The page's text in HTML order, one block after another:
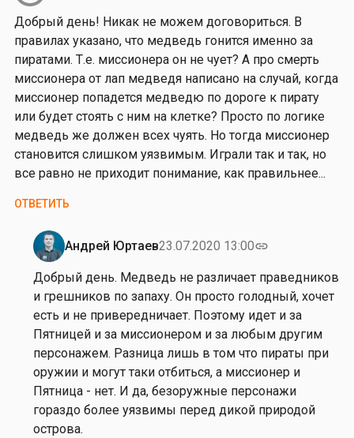
и
е
…
от
Андрей
Юртаев
о
л
а
у
Добрый день! Никак не можем договориться. В
правилах указано, что медведь гонится именно за
пиратами. Т.е. миссионера он не чует? А про смерть
миссионера от лап медведя написано на случай, когда
миссионер попадется медведю по дороге к пирату
или будет стоять с ним на клетке? Просто по логике
медведь же должен всех чуять. Но тогда миссионер
становится слишком уязвимым. Играли так и так, но
все равно не приходит понимание, как правильнее...
ОТВЕТИТЬ
Андрей Юртаев23.07.2020 13:00link
Ответ
на
от
В
и
к
т
о
р
и
Добрый день. Медведь не различает праведников
и грешников по запаху. Он просто голодный, хочет
есть и не привередничает. Поэтому идет и за
Пятницей и за миссионером и за любым другим
персонажем. Разница лишь в том что пираты при
оружии и могут таки отбиться, а миссионер и
Пятница - нет. И да, безоружные персонажи
гораздо более уязвимы перед дикой природой
острова.